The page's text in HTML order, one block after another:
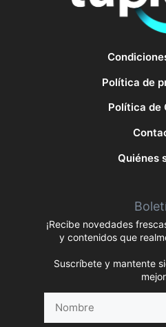
Política de
Política de
Quiénes
¡Recibe novedades
y contenidos que
Suscríbete y mantente